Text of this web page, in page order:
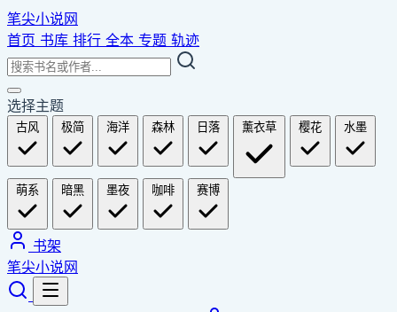
笔尖小说网
首页 书库 排行 全本 专题 轨迹
选择主题
古风 极简 海洋 森林 日落 薰衣草 樱花 水墨
萌系 暗黑 墨夜 咖啡 赛博
书架
笔尖小说网